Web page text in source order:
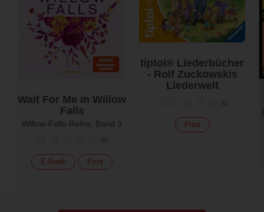
Wait For Me in Willow
Falls
Willow-Falls-Reihe, Band 3
(0)
E-Book Print
tiptoi® Liederbücher
- Rolf Zuckowskis
Liederwelt
(0)
Print